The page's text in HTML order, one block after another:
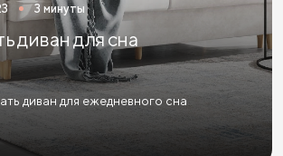
цвета
стиле Кровати в стиле лофт
стиле
стиле Кровати без изголовья
3 минуты
диван для сна
диван для ежедневного сна